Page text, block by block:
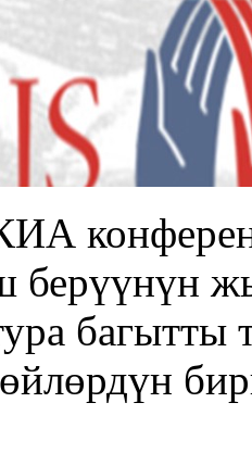
берүүнүн
багытты